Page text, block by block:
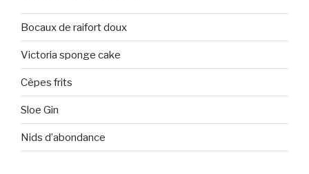
Bocaux de raifort doux
Victoria sponge cake
Cèpes frits
Sloe Gin
Nids d’abondance